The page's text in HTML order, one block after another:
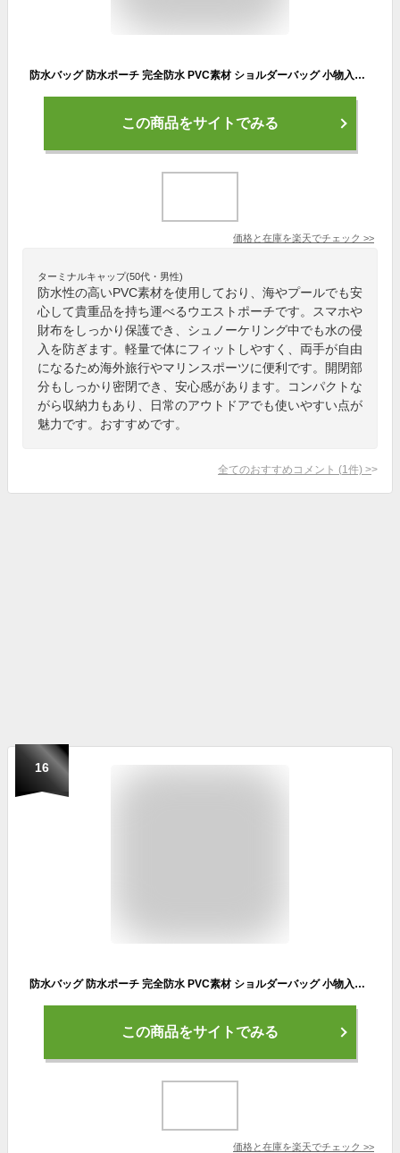
防水バッグ 防水ポーチ 完全防水 PVC素材 ショルダーバッグ 小物入れ 防水ケース 海水浴 プール 釣り バイク アウトドア 軽量 防水ウエストポーチ バッグ 父の日
この商品をサイトでみる
価格と在庫を楽天でチェック >>
ターミナルキャップ(50代・男性)
防水性の高いPVC素材を使用しており、海やプールでも安
心して貴重品を持ち運べるウエストポーチです。スマホや
財布をしっかり保護でき、シュノーケリング中でも水の侵
入を防ぎます。軽量で体にフィットしやすく、両手が自由
になるため海外旅行やマリンスポーツに便利です。開閉部
分もしっかり密閉でき、安心感があります。コンパクトな
がら収納力もあり、日常のアウトドアでも使いやすい点が
魅力です。おすすめです。
全てのおすすめコメント (1 件) >
16
防水バッグ 防水ポーチ 完全防水 PVC素材 ショルダーバッグ 小物入れ 防水ケース 海水浴 プール 釣り バイク アウトドア 軽量 防水ウエストポーチ バッグ
この商品をサイトでみる
価格と在庫を楽天でチェック >>